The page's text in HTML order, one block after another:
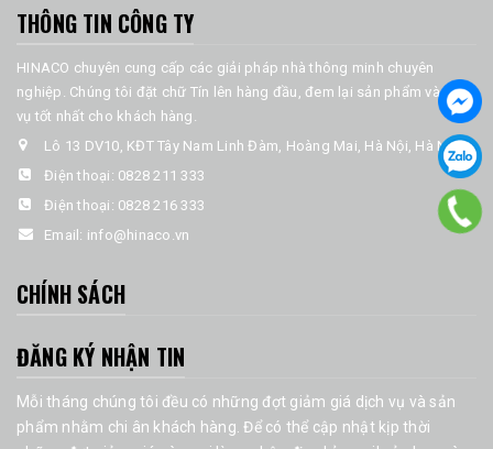
THÔNG TIN CÔNG TY
HINACO chuyên cung cấp các giải pháp nhà thông minh chuyên
nghiệp. Chúng tôi đặt chữ Tín lên hàng đầu, đem lại sản phẩm và dịch
vụ tốt nhất cho khách hàng.
Lô 13 DV10, KĐT Tây Nam Linh Đàm, Hoàng Mai, Hà Nội, Hà Nội
Điện thoại: 0828 211 333
Điện thoại: 0828 216 333
Email: info@hinaco.vn
CHÍNH SÁCH
ĐĂNG KÝ NHẬN TIN
Mỗi tháng chúng tôi đều có những đợt giảm giá dịch vụ và sản
phẩm nhằm chi ân khách hàng. Để có thể cập nhật kịp thời